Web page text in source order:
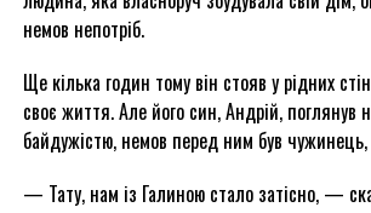
немов непотріб.
Ще кілька годин тому він стояв у рідних
своє життя. Але його син, Андрій, поглянув
байдужістю, немов перед ним був чужинець,
— Тату, нам із Галиною стало затісно, —